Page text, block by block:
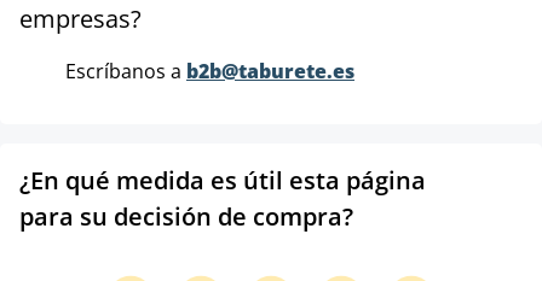
empresas?
Escríbanos a b2b@taburete.es
¿En qué medida es útil esta página
para su decisión de compra?